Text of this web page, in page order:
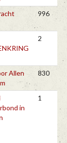
996
2
Allen
830
in
1